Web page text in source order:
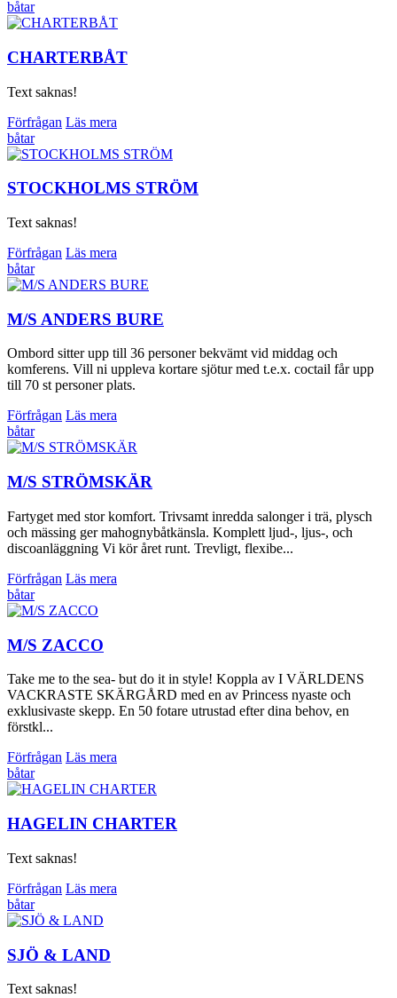
båtar
CHARTERBÅT
Text saknas!
Förfrågan Läs mera
båtar
STOCKHOLMS STRÖM
Text saknas!
Förfrågan Läs mera
båtar
M/S ANDERS BURE
Ombord sitter upp till 36 personer bekvämt vid middag och
komferens. Vill ni uppleva kortare sjötur med t.e.x. coctail får upp
till 70 st personer plats.
Förfrågan Läs mera
båtar
M/S STRÖMSKÄR
Fartyget med stor komfort. Trivsamt inredda salonger i trä, plysch
och mässing ger mahognybåtkänsla. Komplett ljud-, ljus-, och
discoanläggning Vi kör året runt. Trevligt, flexibe...
Förfrågan Läs mera
båtar
M/S ZACCO
Take me to the sea- but do it in style! Koppla av I VÄRLDENS
VACKRASTE SKÄRGÅRD med en av Princess nyaste och
exklusivaste skepp. En 50 fotare utrustad efter dina behov, en
förstkl...
Förfrågan Läs mera
båtar
HAGELIN CHARTER
Text saknas!
Förfrågan Läs mera
båtar
SJÖ & LAND
Text saknas!